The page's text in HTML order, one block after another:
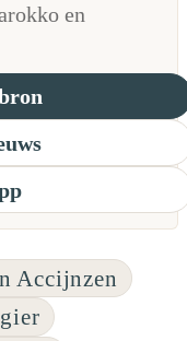
en
Accijnzen